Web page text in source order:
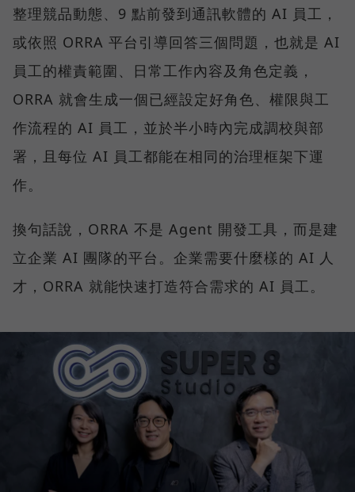
整理競品動態、9 點前發到通訊軟體的 AI 員工，
或依照 ORRA 平台引導回答三個問題，也就是 AI
員工的權責範圍、日常工作內容及角色定義，
ORRA 就會生成一個已經設定好角色、權限與工
作流程的 AI 員工，並於半小時內完成調校與部
署，且每位 AI 員工都能在相同的治理框架下運
作。
換句話說，ORRA 不是 Agent 開發工具，而是建
立企業 AI 團隊的平台。企業需要什麼樣的 AI 人
才，ORRA 就能快速打造符合需求的 AI 員工。